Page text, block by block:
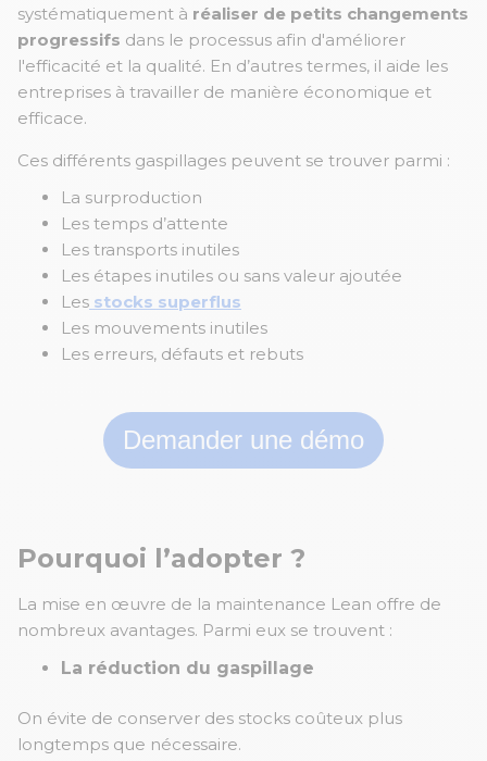
systématiquement à réaliser de petits changements
progressifs dans le processus afin d'améliorer
l'efficacité et la qualité. En d’autres termes, il aide les
entreprises à travailler de manière économique et
efficace.
Ces différents gaspillages peuvent se trouver parmi :
La surproduction
Les temps d’attente
Les transports inutiles
Les étapes inutiles ou sans valeur ajoutée
Les stocks superflus
Les mouvements inutiles
Les erreurs, défauts et rebuts
Demander une démo
Pourquoi l’adopter ?
La mise en œuvre de la maintenance Lean offre de
nombreux avantages. Parmi eux se trouvent :
La réduction du gaspillage
On évite de conserver des stocks coûteux plus
longtemps que nécessaire.